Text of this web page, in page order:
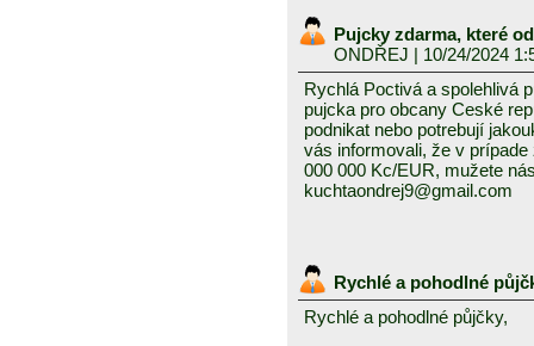
Pujcky zdarma, které
ONDŘEJ | 10/24/2024
Rychlá Poctivá a spolehlivá
pujcka pro obcany Ceské
podnikat nebo potrebují
vás informovali, že v
000 000 Kc/EUR, mužete
kuchtaondrej9@gmail.com
Rychlé a pohodlné
Rychlé a pohodlné půjčky,